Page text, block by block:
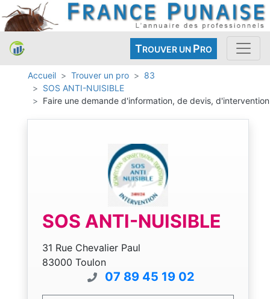
TROUVER UN PRO
Accueil Trouver un pro
83
SOS ANTI-NUISIBLE
Faire une demande d'information, de devis, d'intervention
SOS ANTI-NUISIBLE
31 Rue Chevalier Paul
83000 Toulon
07 89 45 19 02